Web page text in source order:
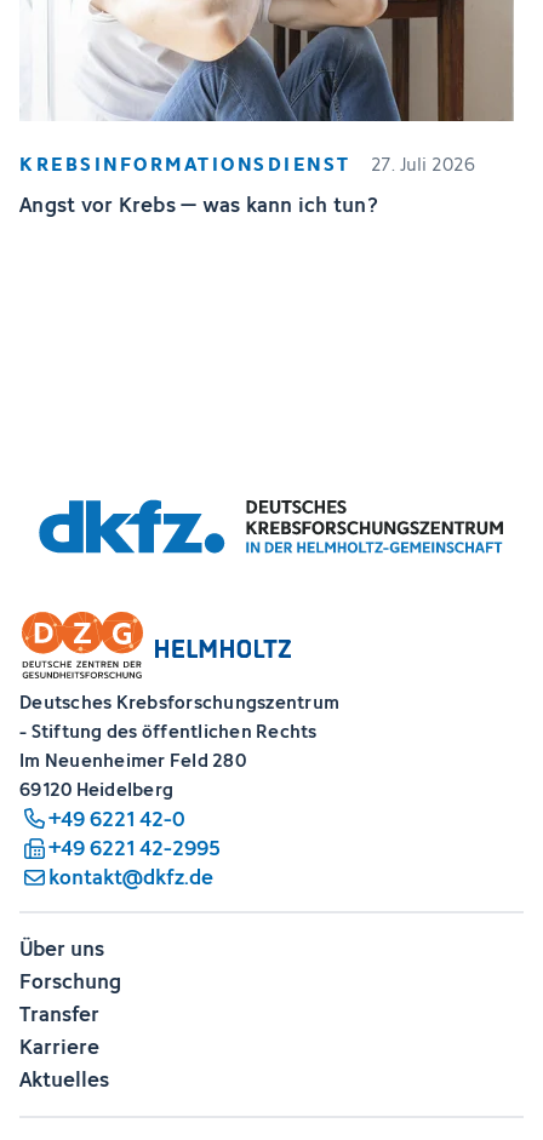
KREBSINFORMATIONSDIENST 27. Juli 2026
Angst vor Krebs – was kann ich tun?
Deutsches Krebsforschungszentrum
- Stiftung des öffentlichen Rechts
Im Neuenheimer Feld 280
69120 Heidelberg
+49 6221 42-0
+49 6221 42-2995
kontakt@dkfz.de
Über uns
Forschung
Transfer
Karriere
Aktuelles